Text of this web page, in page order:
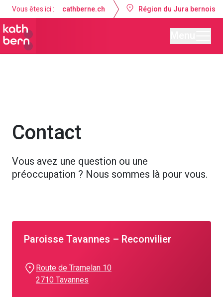
Vous êtes ici : cathberne.ch Région du Jura bernois
Contact
Vous avez une question ou une
préoccupation ? Nous sommes là pour vous.
Paroisse Tavannes – Reconvilier
Route de Tramelan 10
2710 Tavannes